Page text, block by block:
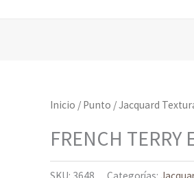
Inicio / Punto /Jacquard
FRENCH TERRY